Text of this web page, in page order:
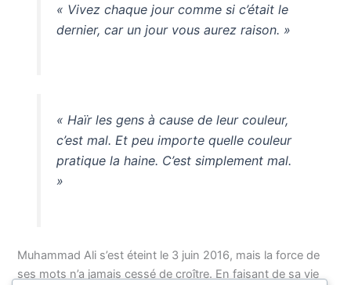
« Vivez chaque jour comme si c’était le
dernier, car un jour vous aurez raison. »
« Haïr les gens à cause de leur couleur,
c’est mal. Et peu importe quelle couleur
pratique la haine. C’est simplement mal.
»
Muhammad Ali s’est éteint le 3 juin 2016, mais la force de
ses mots n’a jamais cessé de croître. En faisant de sa vie